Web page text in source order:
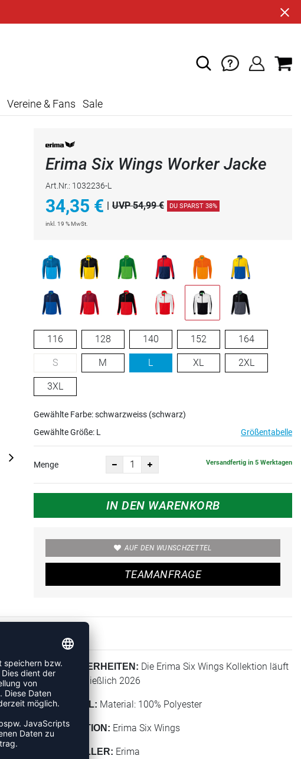
Vereine & Fans Sale
Erima Six Wings Worker Jacke
Art.Nr.: 1032236-L
34,35 € UVP 54,99 € DU SPARST 38%
inkl. 19 % MwSt.
116 128 140 152 164
S M L XL 2XL
3XL
Gewählte Farbe: schwarzweiss (schwarz)
Gewählte Größe: L Größentabelle
Menge Versandfertig in 5 Werktagen
IN DEN WARENKORB
AUF DEN WUNSCHZETTEL
TEAMANFRAGE
BESONDERHEITEN: Die Erima Six Wings Kollektion läuft
bis einschließlich 2026
MATERIAL: Material: 100% Polyester
KOLLEKTION: Erima Six Wings
HERSTELLER: Erima